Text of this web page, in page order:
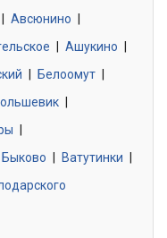
Авсюнино
Ашукино
Белоомут
Быково Ватутинки